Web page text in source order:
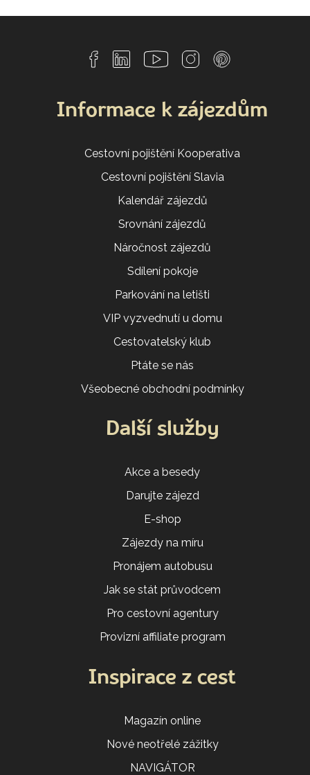
Informace k zájezdům
Cestovní pojištění Kooperativa
Cestovní pojištění Slavia
Kalendář zájezdů
Srovnání zájezdů
Náročnost zájezdů
Sdílení pokoje
Parkování na letišti
VIP vyzvednutí u domu
Cestovatelský klub
Ptáte se nás
Všeobecné obchodní podmínky
Další služby
Akce a besedy
Darujte zájezd
E-shop
Zájezdy na míru
Pronájem autobusu
Jak se stát průvodcem
Pro cestovní agentury
Provizní affiliate program
Inspirace z cest
Magazín online
Nové neotřelé zážitky
NAVIGÁTOR